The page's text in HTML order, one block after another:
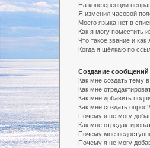
На конференции
Я изменил часовой
Моего языка нет в
Как я могу поместить
Что такое звание и
Когда я щёлкаю по
Создание сообщений
Как мне создать тему
Как мне
Как мне добавить
Как мне создать опрос?
Почему я не могу
Как мне
Почему мне
Почему я не могу